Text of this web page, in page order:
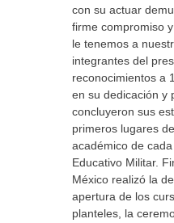
con su actuar
firme compromiso
le tenemos a
integrantes del
reconocimientos a
en su dedicación y
concluyeron sus
primeros lugares
académico de
Educativo Militar.
México realizó la
apertura de los
planteles, la